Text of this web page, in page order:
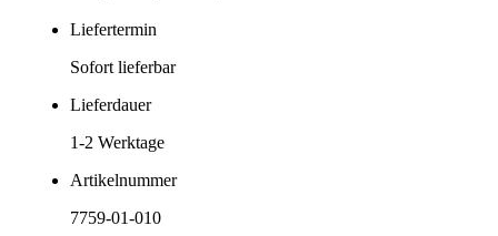
Liefertermin
Sofort lieferbar
Lieferdauer
1-2 Werktage
Artikelnummer
7759-01-010